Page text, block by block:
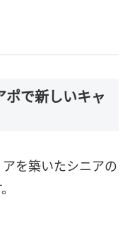
で新しいキャ
を築いたシニアの